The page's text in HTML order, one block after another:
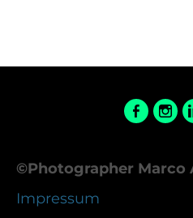
©Photographer Marco
Impressum